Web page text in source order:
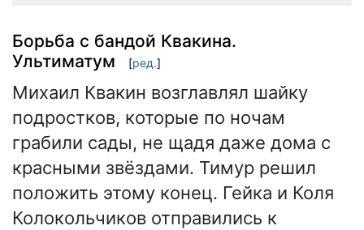
Борьба с бандой Квакина.
Ультиматум
[ред.]
Михаил Квакин возглавлял шайку
подростков, которые по ночам
грабили сады, не щадя даже дома с
красными звёздами. Тимур решил
положить этому конец. Гейка и Коля
Колокольчиков отправились к